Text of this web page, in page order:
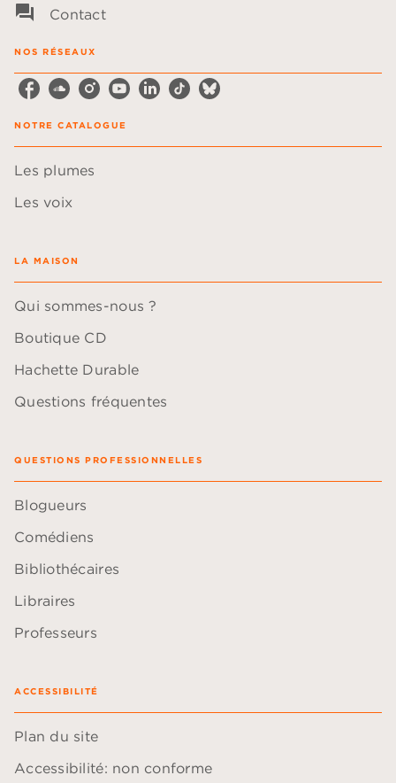
question_answer Contact
NOS RÉSEAUX
NOTRE CATALOGUE
Les plumes
Les voix
LA MAISON
Qui sommes-nous ?
Boutique CD
Hachette Durable
Questions fréquentes
QUESTIONS PROFESSIONNELLES
Blogueurs
Comédiens
Bibliothécaires
Libraires
Professeurs
ACCESSIBILITÉ
Plan du site
Accessibilité: non conforme